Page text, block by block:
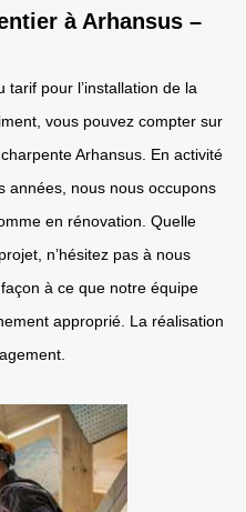
à Arhansus –
pour l’installation de la
vous pouvez compter sur
Arhansus. En activité
années, nous nous occupons
en rénovation. Quelle
n’hésitez pas à nous
à ce que notre équipe
approprié. La réalisation